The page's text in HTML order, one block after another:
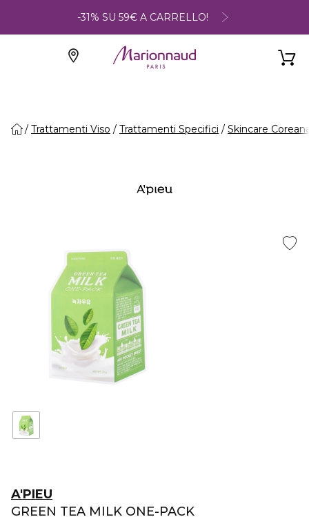
-31% SU 59€ A CARRELLO!
Trattamenti Viso Trattamenti Specifici Skincare
A'PIEU
GREEN TEA MILK ONE-PACK